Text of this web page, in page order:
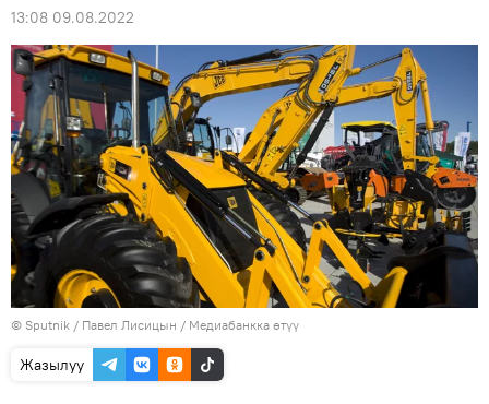
13:08 09.08.2022
© Sputnik / Павел Лисицын / Медиабанкка өтүү
Жазылуу